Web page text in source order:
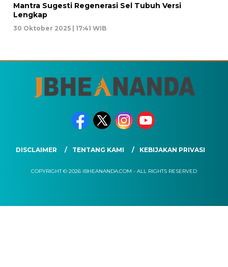
Mantra Sugesti Regenerasi Sel Tubuh Versi
Lengkap
30 Oktober 2025 | 17:41 WIB
DISCLAIMER TENTANG KAMI KEBIJAKAN PRIVASI
COPYRIGHT © 2026 IBHEANANDA.COM - ALL RIGHTS RESERVED